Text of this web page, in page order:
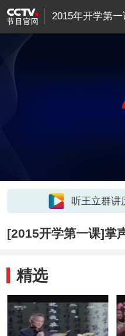
2015年开学第
听王立群讲
[2015开学第一课]掌
精选